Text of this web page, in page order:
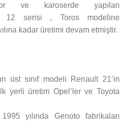
ve karoserde yapılan
12 serisi , Toros modeline
kadar üretimi devam etmiştir.
üst sınıf modeli Renault 21’in
yerli üretim Opel’ler ve Toyota
yılında Genoto fabrikaları